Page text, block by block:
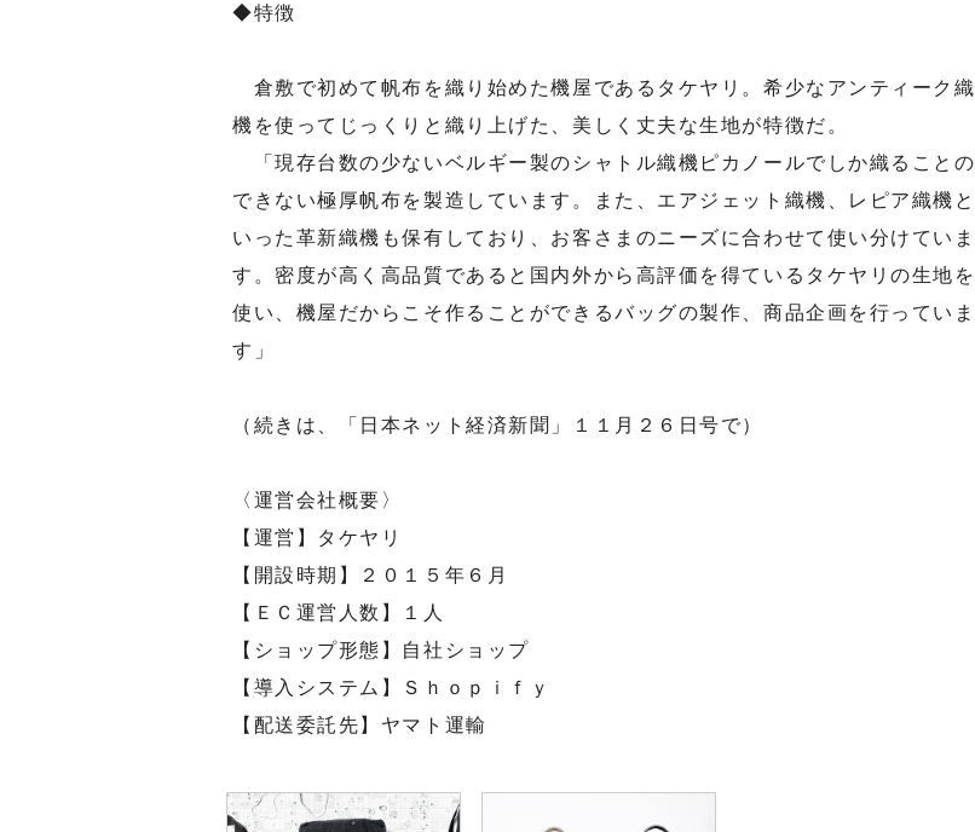
◆特徴
倉敷で初めて帆布を織り始めた機屋であるタケヤリ。希少なアンティーク織
機を使ってじっくりと織り上げた、美しく丈夫な生地が特徴だ。
「現存台数の少ないベルギー製のシャトル織機ピカノールでしか織ることの
できない極厚帆布を製造しています。また、エアジェット織機、レピア織機と
いった革新織機も保有しており、お客さまのニーズに合わせて使い分けていま
す。密度が高く高品質であると国内外から高評価を得ているタケヤリの生地を
使い、機屋だからこそ作ることができるバッグの製作、商品企画を行っていま
す」
（続きは、「日本ネット経済新聞」１１月２６日号で）
〈運営会社概要〉
【運営】タケヤリ
【開設時期】２０１５年６月
【ＥＣ運営人数】１人
【ショップ形態】自社ショップ
【導入システム】Ｓｈｏｐｉｆｙ
【配送委託先】ヤマト運輸